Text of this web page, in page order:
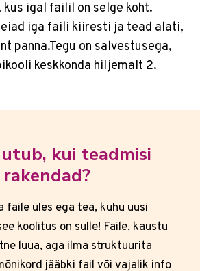
igal failil on selge koht.
iga faili kiiresti ja tead alati,
panna.Tegu on salvestusega,
keskkonda hiljemalt 2.
kui teadmisi
rakendad?
faile üles ega tea, kuhu uusi
koolitus on sulle! Faile, kaustu
luua, aga ilma struktuurita
jääbki fail või vajalik info